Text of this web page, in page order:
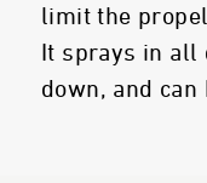
limit the
It sprays in all
down, and can